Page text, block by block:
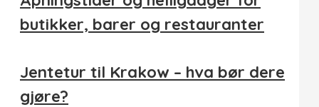
butikker, barer og restauranter
Jentetur til Krakow – hva bør dere
gjøre?